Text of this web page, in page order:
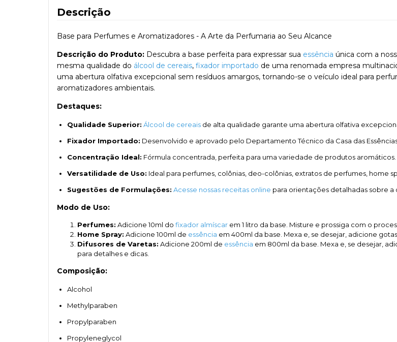
Descrição
Base para Perfumes e Aromatizadores - A Arte da Perfumaria ao Seu Alcance
Descrição do Produto: Descubra a base perfeita para expressar sua essência única com a
mesma qualidade do álcool de cereais, fixador importado de uma renomada empresa
uma abertura olfativa excepcional sem resíduos amargos, tornando-se o veículo ideal para
aromatizadores ambientais.
Destaques:
Qualidade Superior: Álcool de cereais de alta qualidade garante uma abertura olfativa
Fixador Importado: Desenvolvido e aprovado pelo Departamento Técnico da Casa das
Concentração Ideal: Fórmula concentrada, perfeita para uma variedade de produtos aromáticos.
Versatilidade de Uso: Ideal para perfumes, colônias, deo-colônias, extratos de perfumes, home
Sugestões de Formulações: Acesse nossas receitas online para orientações detalhadas sobre a
Modo de Uso:
Perfumes: Adicione 10ml do fixador almíscar em 1 litro da base. Misture e prossiga com o
Home Spray: Adicione 100ml de essência em 400ml da base. Mexa e, se desejar, adicione
Difusores de Varetas: Adicione 200ml de essência em 800ml da base. Mexa e, se desejar,
para detalhes e dicas.
Composição:
Alcohol
Methylparaben
Propylparaben
Propyleneglycol